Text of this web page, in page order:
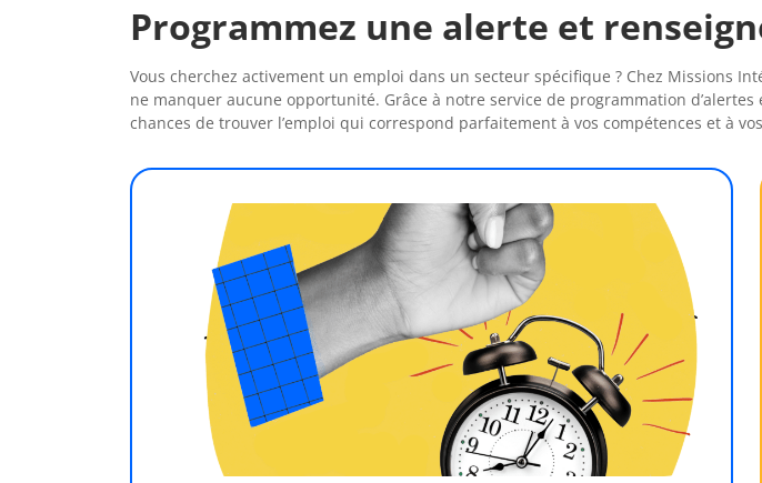
Programmez une alerte et
Vous cherchez activement un emploi dans un secteur spécifique ? Chez Missions
ne manquer aucune opportunité. Grâce à notre service de programmation
chances de trouver l’emploi qui correspond parfaitement à vos compétences et à